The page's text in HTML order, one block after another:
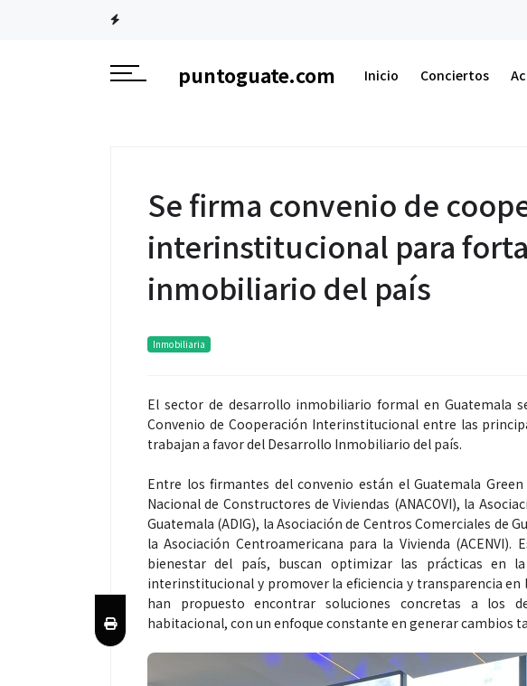
puntoguate.com Inicio Conciertos
Se firma convenio de
interinstitucional para
inmobiliario del país
Inmobiliaria
El sector de desarrollo inmobiliario formal en Guatemala
Convenio de Cooperación Interinstitucional entre las
trabajan a favor del Desarrollo Inmobiliario del país.
Entre los firmantes del convenio están el Guatemala Green
Nacional de Constructores de Viviendas (ANACOVI), la
Guatemala (ADIG), la Asociación de Centros Comerciales de
la Asociación Centroamericana para la Vivienda
bienestar del país, buscan optimizar las prácticas en
interinstitucional y promover la eficiencia y transparencia
han propuesto encontrar soluciones concretas a los
habitacional, con un enfoque constante en generar cambios